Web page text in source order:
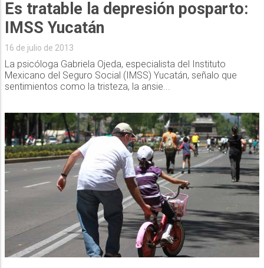
Es tratable la depresión posparto:
IMSS Yucatán
16 de julio de 2013
La psicóloga Gabriela Ojeda, especialista del Instituto
Mexicano del Seguro Social (IMSS) Yucatán, señalo que
sentimientos como la tristeza, la ansie...